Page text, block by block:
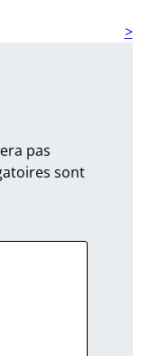
pas
sont